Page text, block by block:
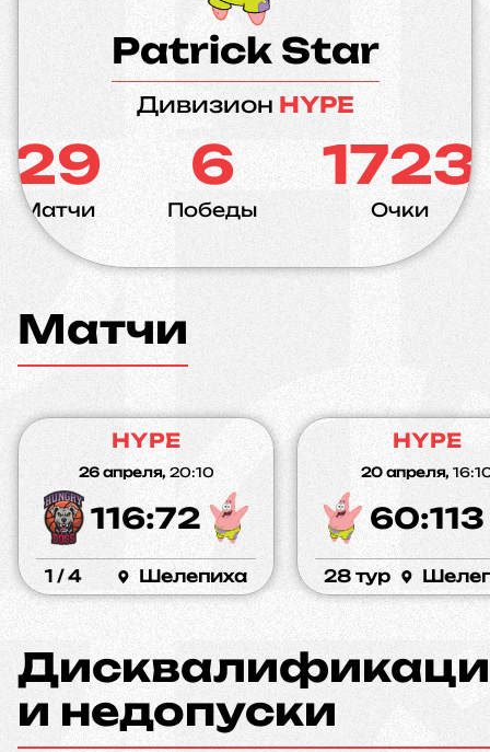
Patrick Star
Дивизион HYPE
29
Матчи
6
Победы
1723
Очки
Матчи
HYPE
26 апреля, 20:10
116:72
1 / 4 Шелепиха
HYPE
20 апреля,
60:113
28 тур
и недопуски